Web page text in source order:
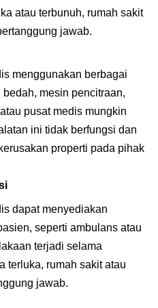
atau terbunuh, rumah sakit
jawab.
menggunakan berbagai
mesin pencitraan,
pusat medis mungkin
ini tidak berfungsi dan
properti pada pihak
dapat menyediakan
seperti ambulans atau
terjadi selama
terluka, rumah sakit atau
jawab.